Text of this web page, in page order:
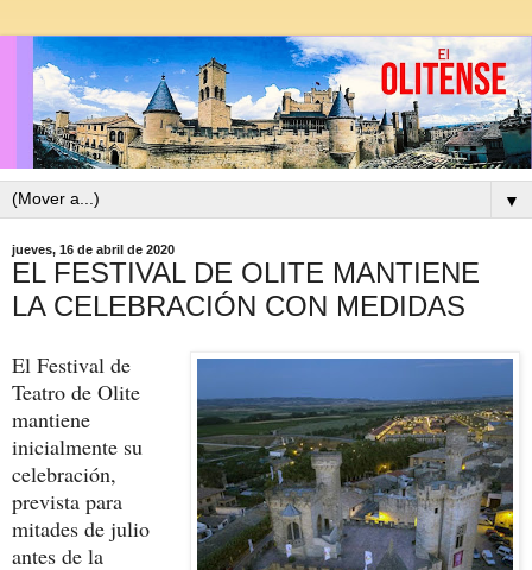
▼
jueves, 16 de abril de 2020
EL FESTIVAL DE OLITE MANTIENE
LA CELEBRACIÓN CON MEDIDAS
El Festival de
Teatro de Olite
mantiene
inicialmente su
celebración,
prevista para
mitades de julio
antes de la